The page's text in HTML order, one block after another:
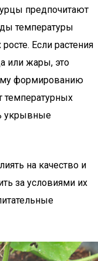
предпочитают
температуры
Если растения
или жары, это
формированию
температурных
укрывные
на качество и
за условиями их